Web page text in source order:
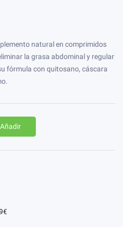
natural en comprimidos
la grasa abdominal y regular
fórmula con quitosano, cáscara
Añadir